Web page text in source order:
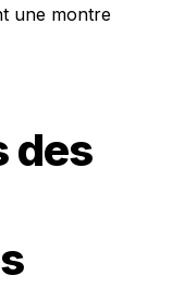
une montre
des